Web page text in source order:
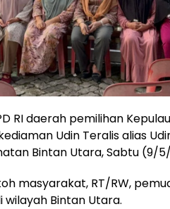
RI daerah pemilihan
Udin Teralis alias
Bintan Utara, Sabtu (9/
masyarakat, RT/RW,
Bintan Utara.